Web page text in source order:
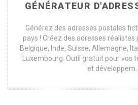
GÉNÉRATEUR
Générez des adresses postales
pays ! Créez des adresses réalistes
Belgique, Inde, Suisse, Allemagne,
Luxembourg. Outil gratuit pour vos
et développem...